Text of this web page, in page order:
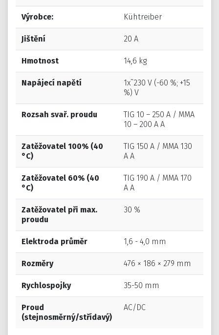
Výrobce: Kühtreiber
Jištění 20 A
Hmotnost 14,6 kg
Napájecí napětí
1x˜230 V (-60 %; +15
%) V
Rozsah svař. proudu
TIG 10 – 250 A / MMA
10 – 200 A A
Zatěžovatel 100% (40
°C)
TIG 150 A / MMA 130
A A
Zatěžovatel 60% (40
°C)
TIG 190 A / MMA 170
A A
Zatěžovatel při max.
proudu
30 %
Elektroda průměr 1,6 - 4,0 mm
Rozměry 476 × 186 × 279 mm
Rychlospojky 35-50 mm
Proud
(stejnosměrný/střídavý)
AC/DC